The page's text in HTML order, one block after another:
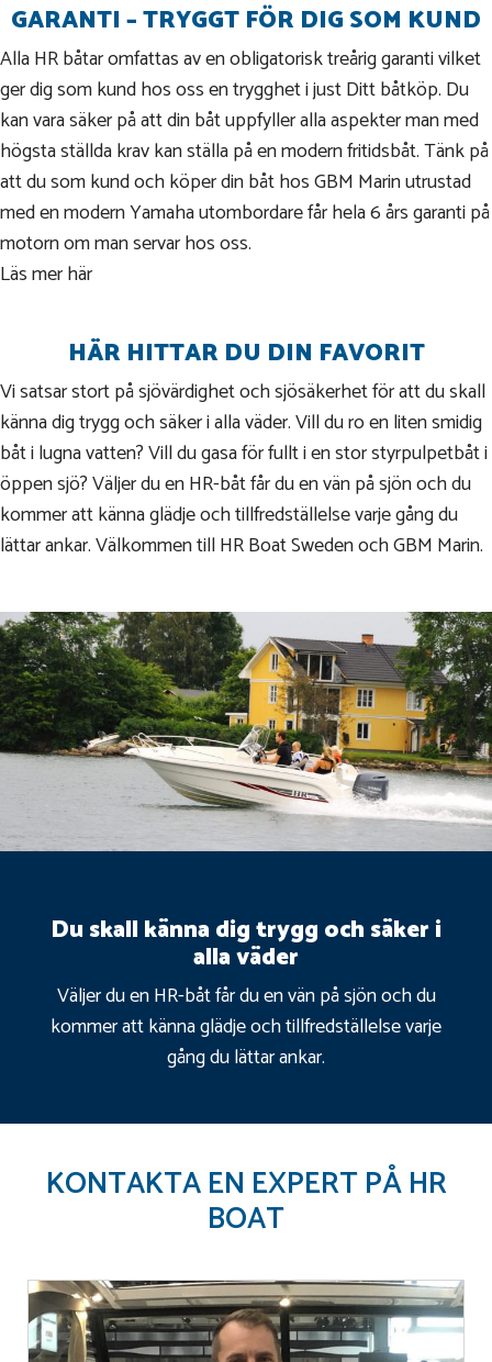
GARANTI – TRYGGT FÖR DIG SOM KUND
Alla HR båtar omfattas av en obligatorisk treårig garanti vilket
ger dig som kund hos oss en trygghet i just Ditt båtköp. Du
kan vara säker på att din båt uppfyller alla aspekter man med
högsta ställda krav kan ställa på en modern fritidsbåt. Tänk på
att du som kund och köper din båt hos GBM Marin utrustad
med en modern Yamaha utombordare får hela 6 års garanti på
motorn om man servar hos oss.
Läs mer här
HÄR HITTAR DU DIN FAVORIT
Vi satsar stort på sjövärdighet och sjösäkerhet för att du skall
känna dig trygg och säker i alla väder. Vill du ro en liten smidig
båt i lugna vatten? Vill du gasa för fullt i en stor styrpulpetbåt i
öppen sjö? Väljer du en HR-båt får du en vän på sjön och du
kommer att känna glädje och tillfredställelse varje gång du
lättar ankar. Välkommen till HR Boat Sweden och GBM Marin.
Du skall känna dig trygg och säker i
alla väder
Väljer du en HR-båt får du en vän på sjön och du
kommer att känna glädje och tillfredställelse varje
gång du lättar ankar.
KONTAKTA EN EXPERT PÅ HR
BOAT